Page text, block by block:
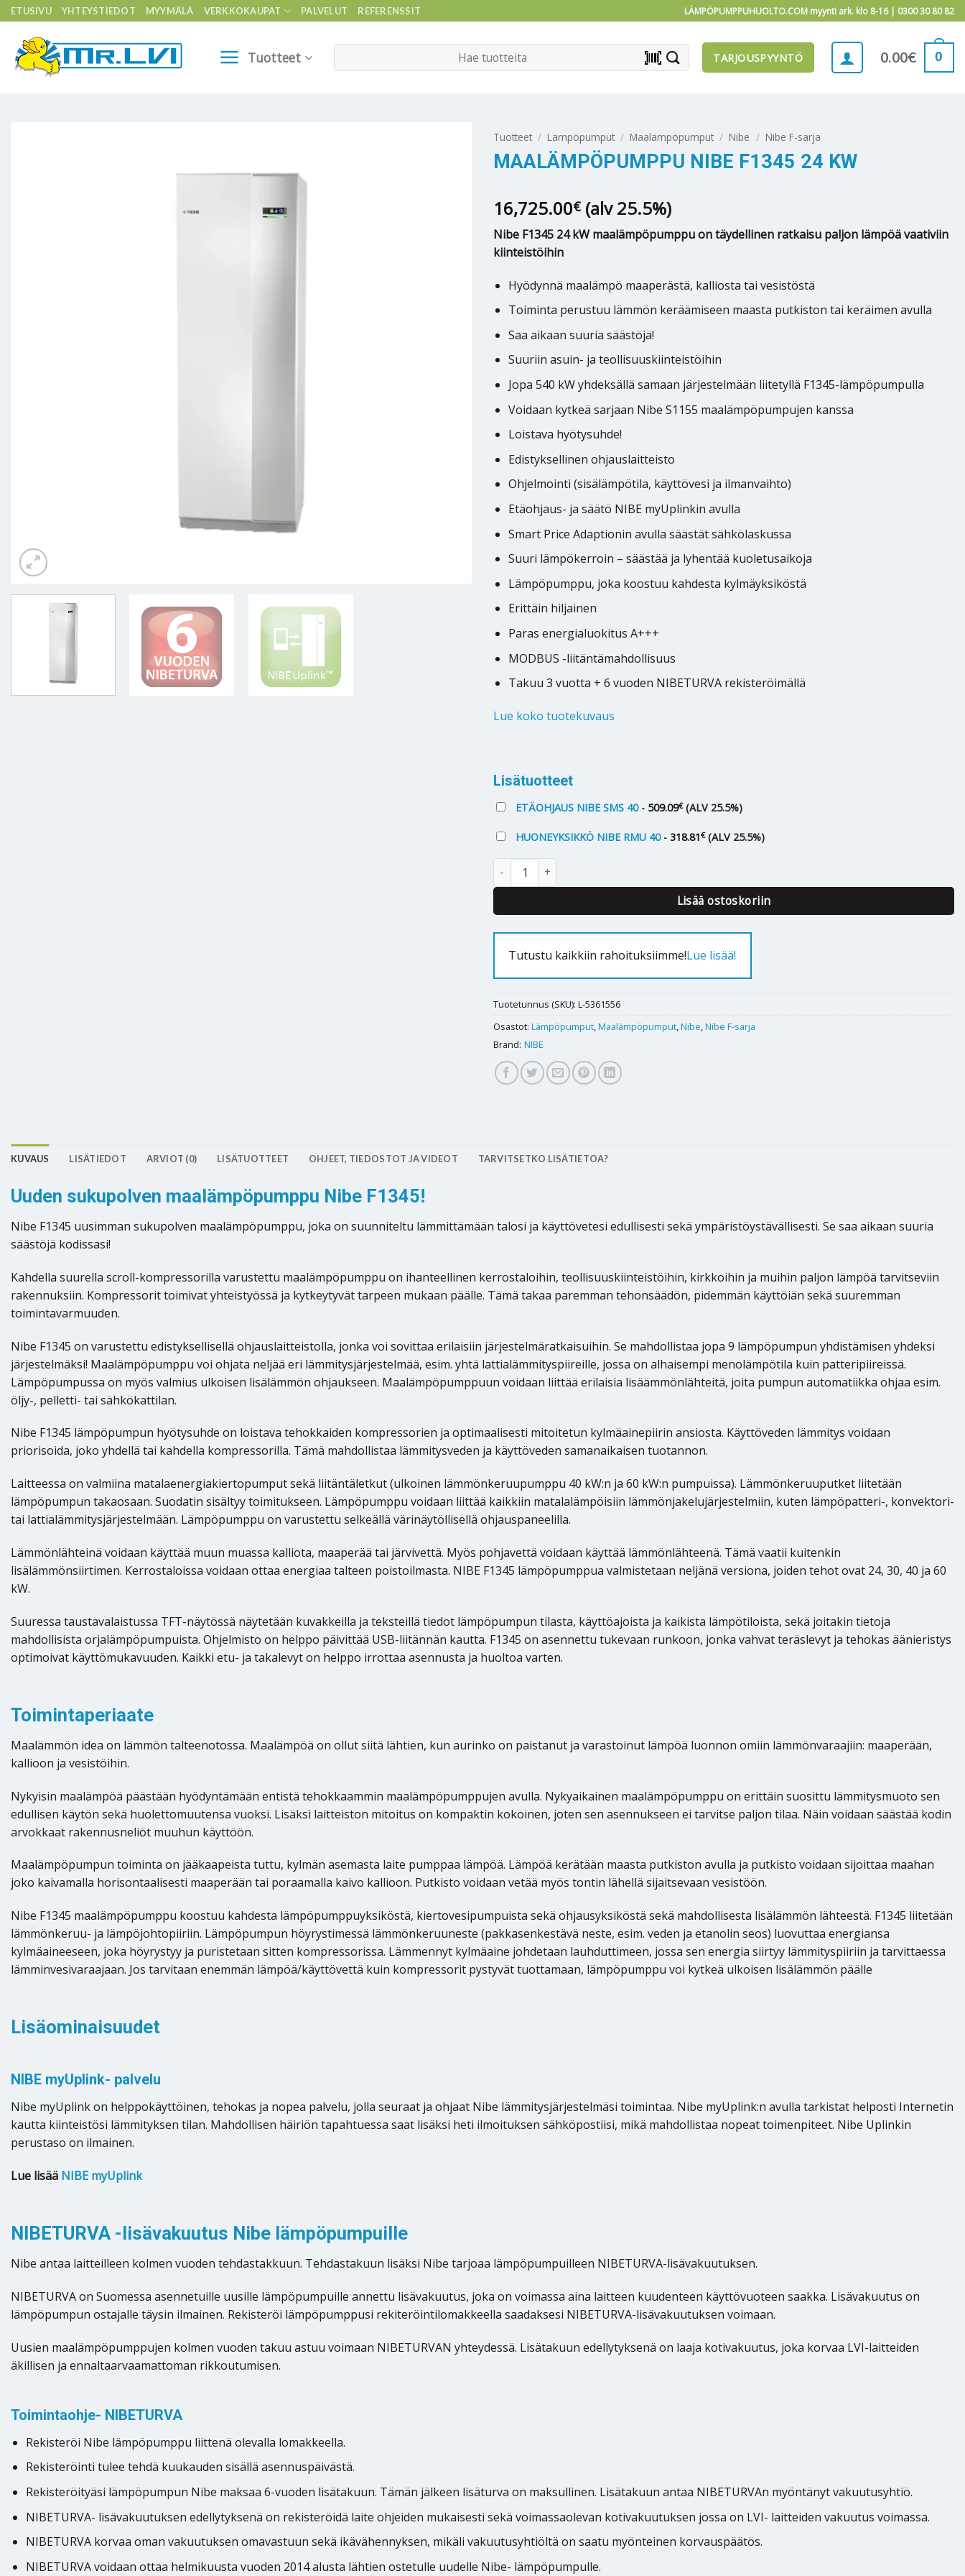
Skip
to
content
ETUSIVU YHTEYSTIEDOT MYYMÄLÄ VERKKOKAUPAT PALVELUT REFERENSSIT LÄMPÖPUMPPUHUOLTO.COM myynti ark. klo 8-16 | 0300 30 80 82
Tuotteet barcode_scanner TARJOUSPYYNTÖ 0.00€ 0
Tuotteet / Lämpöpumput / Maalämpöpumput / Nibe / Nibe F-sarja
MAALÄMPÖPUMPPU NIBE F1345 24 KW
16,725.00€ (alv 25.5%)
Nibe F1345 24 kW maalämpöpumppu on täydellinen ratkaisu paljon lämpöä vaativiin
kiinteistöihin
Hyödynnä maalämpö maaperästä, kalliosta tai vesistöstä
Toiminta perustuu lämmön keräämiseen maasta putkiston tai keräimen avulla
Saa aikaan suuria säästöjä!
Suuriin asuin- ja teollisuuskiinteistöihin
Jopa 540 kW yhdeksällä samaan järjestelmään liitetyllä F1345-lämpöpumpulla
Voidaan kytkeä sarjaan Nibe S1155 maalämpöpumpujen kanssa
Loistava hyötysuhde!
Edistyksellinen ohjauslaitteisto
Ohjelmointi (sisälämpötila, käyttövesi ja ilmanvaihto)
Etäohjaus- ja säätö NIBE myUplinkin avulla
Smart Price Adaptionin avulla säästät sähkölaskussa
Suuri lämpökerroin – säästää ja lyhentää kuoletusaikoja
Lämpöpumppu, joka koostuu kahdesta kylmäyksiköstä
Erittäin hiljainen
Paras energialuokitus A+++
MODBUS -liitäntämahdollisuus
Takuu 3 vuotta + 6 vuoden NIBETURVA rekisteröimällä
Lue koko tuotekuvaus
Lisätuotteet
ETÄOHJAUS NIBE SMS 40- 509.09€ (ALV 25.5%)
HUONEYKSIKKÖ NIBE RMU 40- 318.81€ (ALV 25.5%)
Maalämpöpumppu Nibe F1345 24 kW määrä
Lisää ostoskoriin
Tutustu kaikkiin rahoituksiimme!Lue lisää!
Tuotetunnus (SKU): L-5361556
Osastot: Lämpöpumput,Maalämpöpumput,Nibe,Nibe F-sarja
Brand: NIBE
KUVAUS LISÄTIEDOT ARVIOT (0) LISÄTUOTTEET OHJEET, TIEDOSTOT JA VIDEOT TARVITSETKO LISÄTIETOA?
Uuden sukupolven maalämpöpumppu Nibe F1345!
Nibe F1345 uusimman sukupolven maalämpöpumppu, joka on suunniteltu lämmittämään talosi ja käyttövetesi edullisesti sekä ympäristöystävällisesti. Se saa aikaan suuria
säästöjä kodissasi!
Kahdella suurella scroll-kompressorilla varustettu maalämpöpumppu on ihanteellinen kerrostaloihin, teollisuuskiinteistöihin, kirkkoihin ja muihin paljon lämpöä tarvitseviin
rakennuksiin. Kompressorit toimivat yhteistyössä ja kytkeytyvät tarpeen mukaan päälle. Tämä takaa paremman tehonsäädön, pidemmän käyttöiän sekä suuremman
toimintavarmuuden.
Nibe F1345 on varustettu edistyksellisellä ohjauslaitteistolla, jonka voi sovittaa erilaisiin järjestelmäratkaisuihin. Se mahdollistaa jopa 9 lämpöpumpun yhdistämisen yhdeksi
järjestelmäksi! Maalämpöpumppu voi ohjata neljää eri lämmitysjärjestelmää, esim. yhtä lattialämmityspiireille, jossa on alhaisempi menolämpötila kuin patteripiireissä.
Lämpöpumpussa on myös valmius ulkoisen lisälämmön ohjaukseen. Maalämpöpumppuun voidaan liittää erilaisia lisäämmönlähteitä, joita pumpun automatiikka ohjaa esim.
öljy-, pelletti- tai sähkökattilan.
Nibe F1345 lämpöpumpun hyötysuhde on loistava tehokkaiden kompressorien ja optimaalisesti mitoitetun kylmäainepiirin ansiosta. Käyttöveden lämmitys voidaan
priorisoida, joko yhdellä tai kahdella kompressorilla. Tämä mahdollistaa lämmitysveden ja käyttöveden samanaikaisen tuotannon.
Laitteessa on valmiina matalaenergiakiertopumput sekä liitäntäletkut (ulkoinen lämmönkeruupumppu 40 kW:n ja 60 kW:n pumpuissa). Lämmönkeruuputket liitetään
lämpöpumpun takaosaan. Suodatin sisältyy toimitukseen. Lämpöpumppu voidaan liittää kaikkiin matalalämpöisiin lämmönjakelujärjestelmiin, kuten lämpöpatteri-, konvektori-
tai lattialämmitysjärjestelmään. Lämpöpumppu on varustettu selkeällä värinäytöllisellä ohjauspaneelilla.
Lämmönlähteinä voidaan käyttää muun muassa kalliota, maaperää tai järvivettä. Myös pohjavettä voidaan käyttää lämmönlähteenä. Tämä vaatii kuitenkin
lisälämmönsiirtimen. Kerrostaloissa voidaan ottaa energiaa talteen poistoilmasta. NIBE F1345 lämpöpumppua valmistetaan neljänä versiona, joiden tehot ovat 24, 30, 40 ja 60
kW.
Suuressa taustavalaistussa TFT-näytössä näytetään kuvakkeilla ja teksteillä tiedot lämpöpumpun tilasta, käyttöajoista ja kaikista lämpötiloista, sekä joitakin tietoja
mahdollisista orjalämpöpumpuista. Ohjelmisto on helppo päivittää USB-liitännän kautta. F1345 on asennettu tukevaan runkoon, jonka vahvat teräslevyt ja tehokas äänieristys
optimoivat käyttömukavuuden. Kaikki etu- ja takalevyt on helppo irrottaa asennusta ja huoltoa varten.
Toimintaperiaate
Maalämmön idea on lämmön talteenotossa. Maalämpöä on ollut siitä lähtien, kun aurinko on paistanut ja varastoinut lämpöä luonnon omiin lämmönvaraajiin: maaperään,
kallioon ja vesistöihin.
Nykyisin maalämpöä päästään hyödyntämään entistä tehokkaammin maalämpöpumppujen avulla. Nykyaikainen maalämpöpumppu on erittäin suosittu lämmitysmuoto sen
edullisen käytön sekä huolettomuutensa vuoksi. Lisäksi laitteiston mitoitus on kompaktin kokoinen, joten sen asennukseen ei tarvitse paljon tilaa. Näin voidaan säästää kodin
arvokkaat rakennusneliöt muuhun käyttöön.
Maalämpöpumpun toiminta on jääkaapeista tuttu, kylmän asemasta laite pumppaa lämpöä. Lämpöä kerätään maasta putkiston avulla ja putkisto voidaan sijoittaa maahan
joko kaivamalla horisontaalisesti maaperään tai poraamalla kaivo kallioon. Putkisto voidaan vetää myös tontin lähellä sijaitsevaan vesistöön.
Nibe F1345 maalämpöpumppu koostuu kahdesta lämpöpumppuyksiköstä, kiertovesipumpuista sekä ohjausyksiköstä sekä mahdollisesta lisälämmön lähteestä. F1345 liitetään
lämmönkeruu- ja lämpöjohtopiiriin. Lämpöpumpun höyrystimessä lämmönkeruuneste (pakkasenkestävä neste, esim. veden ja etanolin seos) luovuttaa energiansa
kylmäaineeseen, joka höyrystyy ja puristetaan sitten kompressorissa. Lämmennyt kylmäaine johdetaan lauhduttimeen, jossa sen energia siirtyy lämmityspiiriin ja tarvittaessa
lämminvesivaraajaan. Jos tarvitaan enemmän lämpöä/käyttövettä kuin kompressorit pystyvät tuottamaan, lämpöpumppu voi kytkeä ulkoisen lisälämmön päälle
Lisäominaisuudet
NIBE myUplink- palvelu
Nibe myUplink on helppokäyttöinen, tehokas ja nopea palvelu, jolla seuraat ja ohjaat Nibe lämmitysjärjestelmäsi toimintaa. Nibe myUplink:n avulla tarkistat helposti Internetin
kautta kiinteistösi lämmityksen tilan. Mahdollisen häiriön tapahtuessa saat lisäksi heti ilmoituksen sähköpostiisi, mikä mahdollistaa nopeat toimenpiteet. Nibe Uplinkin
perustaso on ilmainen.
Lue lisää NIBE myUplink
NIBETURVA -lisävakuutus Nibe lämpöpumpuille
Nibe antaa laitteilleen kolmen vuoden tehdastakkuun. Tehdastakuun lisäksi Nibe tarjoaa lämpöpumpuilleen NIBETURVA-lisävakuutuksen.
NIBETURVA on Suomessa asennetuille uusille lämpöpumpuille annettu lisävakuutus, joka on voimassa aina laitteen kuudenteen käyttövuoteen saakka. Lisävakuutus on
lämpöpumpun ostajalle täysin ilmainen. Rekisteröi lämpöpumppusi rekiteröintilomakkeella saadaksesi NIBETURVA-lisävakuutuksen voimaan.
Uusien maalämpöpumppujen kolmen vuoden takuu astuu voimaan NIBETURVAN yhteydessä. Lisätakuun edellytyksenä on laaja kotivakuutus, joka korvaa LVI-laitteiden
äkillisen ja ennaltaarvaamattoman rikkoutumisen.
Toimintaohje- NIBETURVA
Rekisteröi Nibe lämpöpumppu liittenä olevalla lomakkeella.
Rekisteröinti tulee tehdä kuukauden sisällä asennuspäivästä.
Rekisteröityäsi lämpöpumpun Nibe maksaa 6-vuoden lisätakuun. Tämän jälkeen lisäturva on maksullinen. Lisätakuun antaa NIBETURVAn myöntänyt vakuutusyhtiö.
NIBETURVA- lisävakuutuksen edellytyksenä on rekisteröidä laite ohjeiden mukaisesti sekä voimassaolevan kotivakuutuksen jossa on LVI- laitteiden vakuutus voimassa.
NIBETURVA korvaa oman vakuutuksen omavastuun sekä ikävähennyksen, mikäli vakuutusyhtiöltä on saatu myönteinen korvauspäätös.
NIBETURVA voidaan ottaa helmikuusta vuoden 2014 alusta lähtien ostetulle uudelle Nibe- lämpöpumpulle.